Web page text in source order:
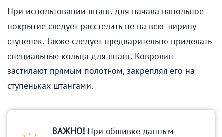
При использовании штанг, для начала напольное
покрытие следует расстелить не на всю ширину
ступенек. Также следует предварительно приделать
специальные кольца для штанг. Ковролин
застилают прямым полотном, закрепляя его на
ступеньках штангами.
ВАЖНО! При обшивке данным